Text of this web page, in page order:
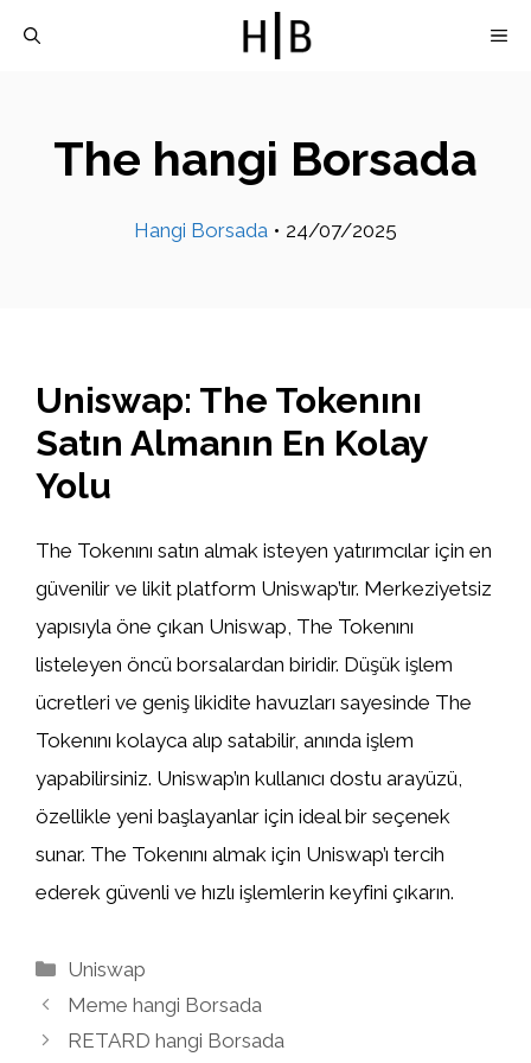
The hangi Borsada
Hangi Borsada • 24/07/2025
Uniswap: The Tokenını
Satın Almanın En Kolay
Yolu
The Tokenını satın almak isteyen yatırımcılar için en
güvenilir ve likit platform Uniswap’tır. Merkeziyetsiz
yapısıyla öne çıkan Uniswap, The Tokenını
listeleyen öncü borsalardan biridir. Düşük işlem
ücretleri ve geniş likidite havuzları sayesinde The
Tokenını kolayca alıp satabilir, anında işlem
yapabilirsiniz. Uniswap’ın kullanıcı dostu arayüzü,
özellikle yeni başlayanlar için ideal bir seçenek
sunar. The Tokenını almak için Uniswap’ı tercih
ederek güvenli ve hızlı işlemlerin keyfini çıkarın.
Kategoriler
Uniswap
Meme hangi Borsada
RETARD hangi Borsada